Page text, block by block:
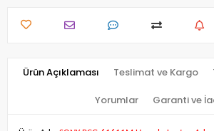
Ürün Açıklaması Teslimat ve Kargo
Yorumlar Garanti ve